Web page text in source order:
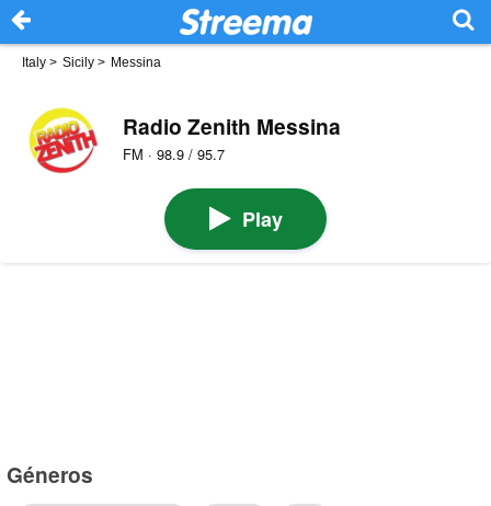
Italy > Sicily > Messina
Radio Zenith Messina
FM · 98.9 / 95.7
Play
Géneros